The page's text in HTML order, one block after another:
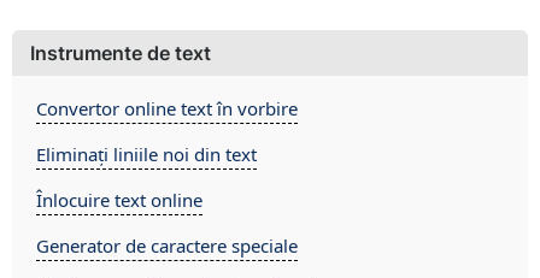
Instrumente de text
Convertor online text în vorbire
Eliminați liniile noi din text
Înlocuire text online
Generator de caractere speciale